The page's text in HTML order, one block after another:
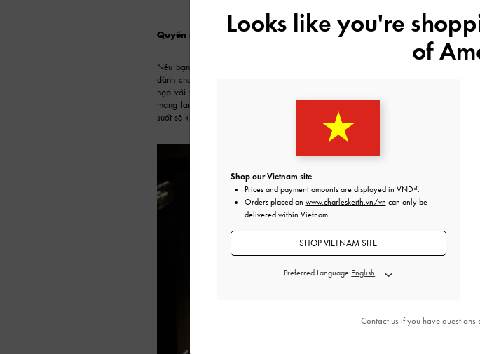
Quyến rũ và đầy tinh tế
Nếu bạn yêu thích nét đẹp cổ điển, một đôi giày cao gót đáng tin cậy sẽ luôn là sự
dành cho bạn. Bạn sẽ không sai khi chọn cho mình một đôi Giày cao gót mũi nhọn
hợp với tất cả, toát lên được vẻ thanh lịch, tinh tế nhờ kiểu dáng sẽ không bao giờ
mang lại nét mới mẻ cho phong cách này, giày mules cao gót với thiết kế phần gót
suốt sẽ khiến bạn trở nên nổi bật hơn trong đám đông.
Looks like you're
of
Shop our Vietnam site
Prices and payment amounts are displayed in VND .
Orders placed on www.charleskeith.vn/vn can only be
delivered within Vietnam.
SHOP VIETNAM SITE
Preferred Language:
Contact us if you have